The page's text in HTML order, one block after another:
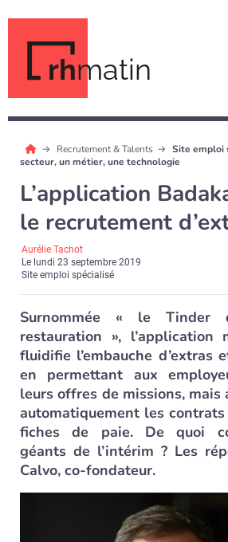
rhmatin
Recrutement & Talents
Site emploi
secteur, un métier, une technologie
L’application
le recrutement
Aurélie Tachot
Le lundi 23 septembre 2019
Site emploi spécialisé
Surnommée « le Tinder
restauration », l’application
fluidifie l’embauche d’extras
en permettant aux
leurs offres de missions, mais
automatiquement les
fiches de paie. De quoi
géants de l’intérim ? Les
Calvo, co-fondateur.